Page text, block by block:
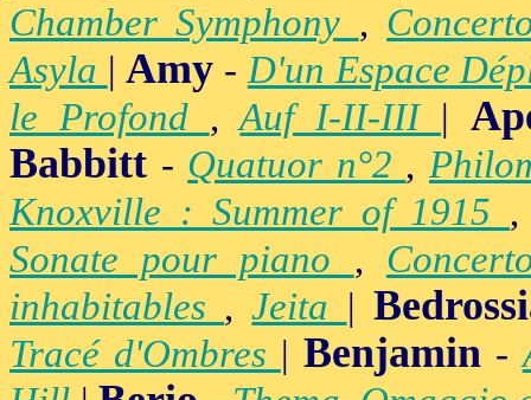
Chamber Symphony ,
Asyla |Amy -D'un Espace
le Profond ,Auf I-II-III |
Babbitt - Quatuor n°2 ,
Knoxville : Summer of 1915
Sonate pour piano ,
inhabitables ,Jeita |
Tracé d'Ombres | Benjamin-